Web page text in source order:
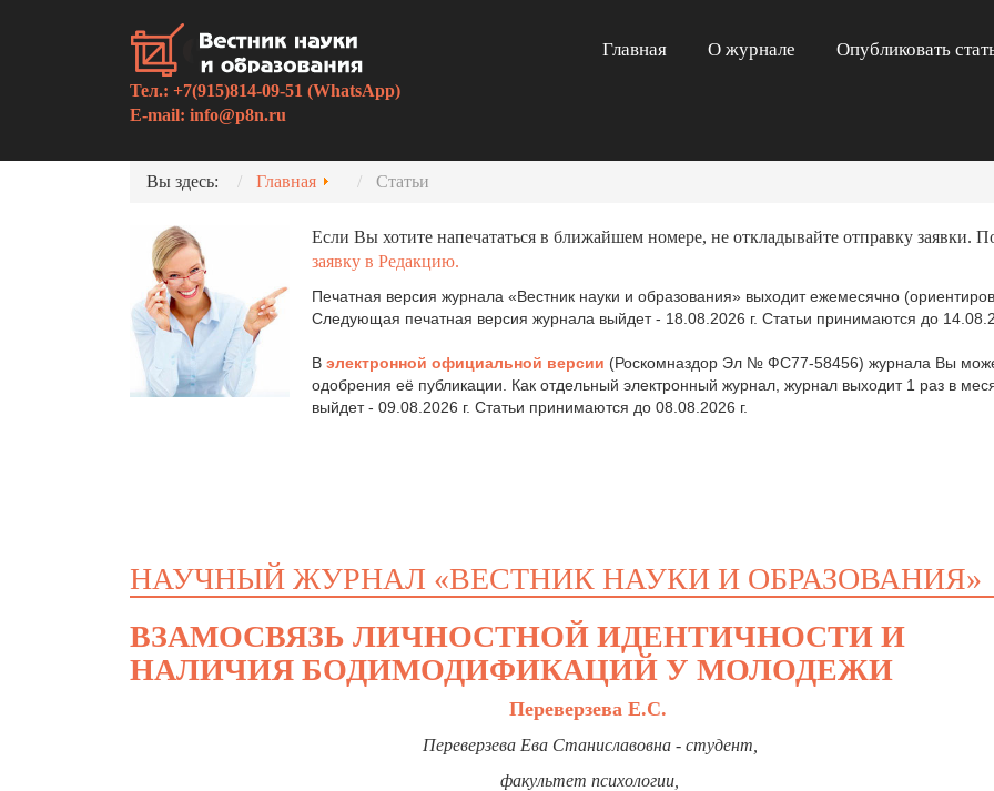
Тел.: +7(915)814-09-51 (WhatsApp)
E-mail: info@p8n.ru
Главная О журнале Опубликовать
Вы здесь: Главная Статьи
Если Вы хотите напечататься в ближайшем номере, не откладывайте отправку заявки.
заявку в Редакцию.
Печатная версия журнала «Вестник науки и образования» выходит ежемесячно
Следующая печатная версия журнала выйдет - 18.08.2026 г. Статьи принимаются до
В электронной официальной версии (Роскомназдор Эл № ФС77-58456) журнала Вы
одобрения её публикации. Как отдельный электронный журнал, журнал выходит 1 раз в
выйдет - 09.08.2026 г. Статьи принимаются до 08.08.2026 г.
НАУЧНЫЙ ЖУРНАЛ «ВЕСТНИК НАУКИ И ОБРАЗОВАНИЯ»
ВЗАМОСВЯЗЬ ЛИЧНОСТНОЙ ИДЕНТИЧНОСТИ И
НАЛИЧИЯ БОДИМОДИФИКАЦИЙ У МОЛОДЕЖИ
Переверзева Е.С.
Переверзева Ева Станиславовна - студент,
факультет психологии,